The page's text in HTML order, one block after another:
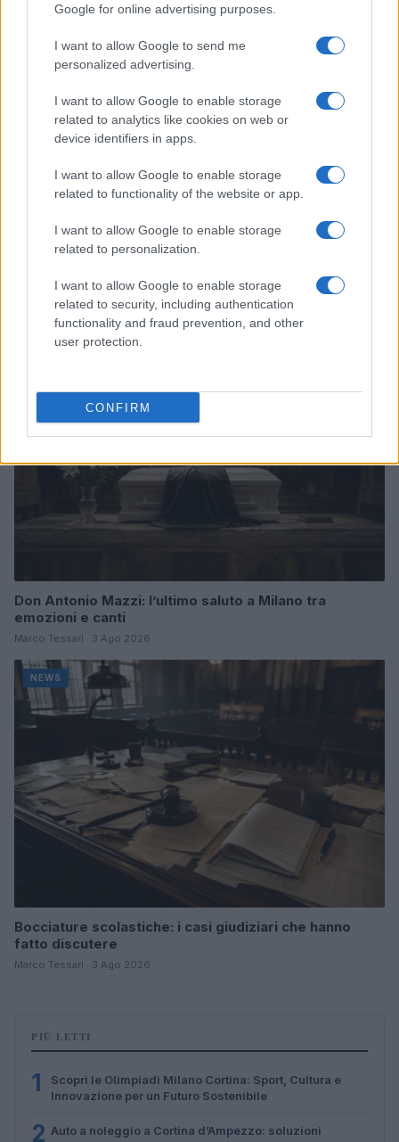
Google for online advertising purposes.
I want to allow Google to send me
personalized advertising.
I want to allow Google to enable storage
related to analytics like cookies on web or
device identifiers in apps.
I want to allow Google to enable storage
related to functionality of the website or app.
I want to allow Google to enable storage
related to personalization.
I want to allow Google to enable storage
related to security, including authentication
functionality and fraud prevention, and other
user protection.
CONFIRM
Arrestati cinque agenti della polizia locale di Milano: le
accuse e i dettagli
Alessandro Tassinari · 7 Ago 2026
Don Antonio Mazzi: l’ultimo saluto a Milano tra
emozioni e canti
Marco Tessari · 3 Ago 2026
NEWS
Bocciature scolastiche: i casi giudiziari che hanno
fatto discutere
Marco Tessari · 3 Ago 2026
PIÙ LETTI
1
Scopri le Olimpiadi Milano Cortina: Sport, Cultura e
Innovazione per un Futuro Sostenibile
2 Auto a noleggio a Cortina d’Ampezzo: soluzioni